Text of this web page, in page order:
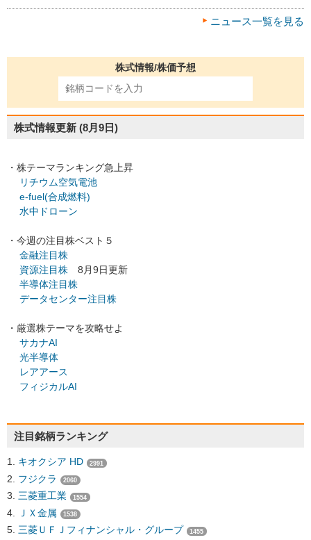
ニュース一覧を見る
株式情報/株価予想
株式情報更新 (8月9日)
・株テーマランキング急上昇
リチウム空気電池
e-fuel(合成燃料)
水中ドローン
・今週の注目株ベスト５
金融注目株
資源注目株 8月9日更新
半導体注目株
データセンター注目株
・厳選株テーマを攻略せよ
サカナAI
光半導体
レアアース
フィジカルAI
注目銘柄ランキング
キオクシア HD 2991
フジクラ 2060
三菱重工業 1554
ＪＸ金属 1538
三菱ＵＦＪフィナンシャル・グループ 1455